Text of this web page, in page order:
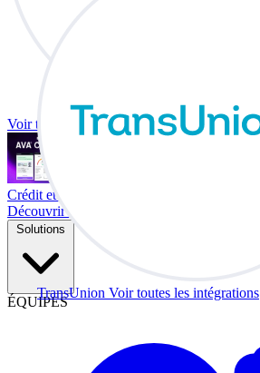
TransUnion Voir toutes les intégrations
Voir toutes les intégrations
Crédit et échange à votre bureau.
Découvrir Co-Driver
Solutions
ÉQUIPES